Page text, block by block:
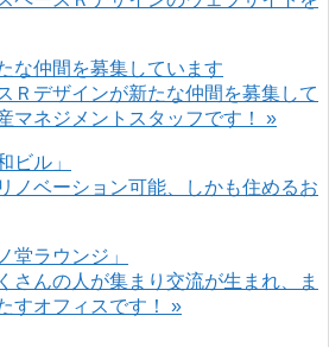
Ｒデザインが新たな仲間を募集して
マネジメントスタッフです！ »
ノベーション可能、しかも住めるお
さんの人が集まり交流が生まれ、ま
すオフィスです！ »